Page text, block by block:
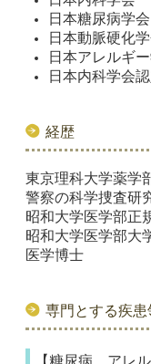
日本糖尿病学会
日本動脈硬化
日本アレルギ
日本内科学会
経歴
東京理科大学薬学
警察の科学捜査研
昭和大学医学部正
昭和大学医学部大
医学博士
専門とする疾患
【糖尿病、アレ